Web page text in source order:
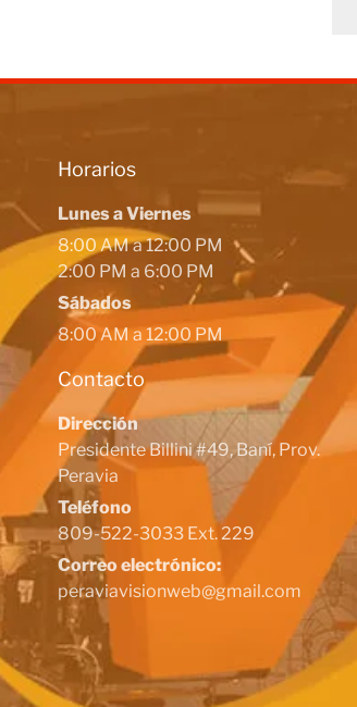
Horarios
Lunes a Viernes
8:00 AM a 12:00 PM
2:00 PM a 6:00 PM
Sábados
8:00 AM a 12:00 PM
Contacto
Dirección
Presidente Billini #49, Baní, Prov.
Peravia
Teléfono
809-522-3033 Ext. 229
Correo electrónico:
peraviavisionweb@gmail.com